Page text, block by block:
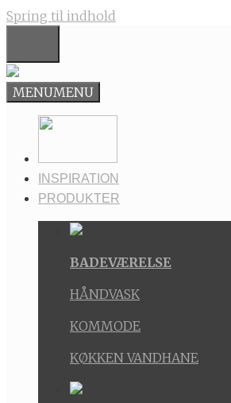
Spring til indhold
MENUMENU
INSPIRATION
PRODUKTER
BADEVÆRELSE
HÅNDVASK
KOMMODE
KØKKEN VANDHANE